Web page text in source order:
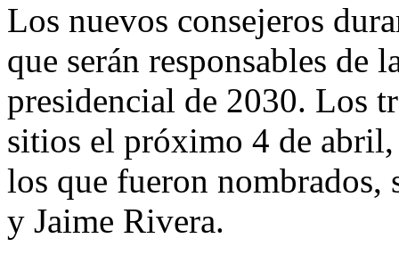
Los nuevos consejeros
que serán responsables de
presidencial de 2030. Los
sitios el próximo 4 de
los que fueron nombrados,
y Jaime Rivera.